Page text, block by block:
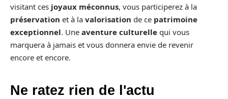
visitant ces joyaux méconnus, vous participerez à la
préservation et à la valorisation de ce patrimoine
exceptionnel. Une aventure culturelle qui vous
marquera à jamais et vous donnera envie de revenir
encore et encore.
Ne ratez rien de l'actu